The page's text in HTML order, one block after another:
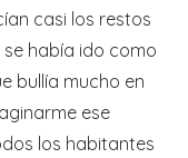
casi los restos
había ido como
bullía mucho en
ese
los habitantes